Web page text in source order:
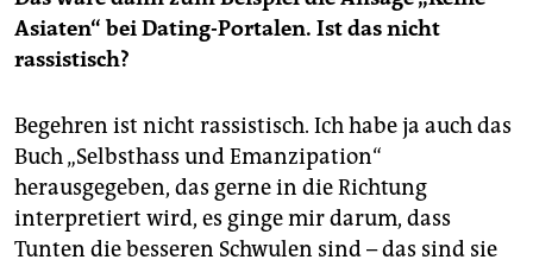
Asiaten“ bei Dating-Portalen. Ist das nicht
rassistisch?
Begehren ist nicht rassistisch. Ich habe ja auch das
Buch „Selbsthass und Emanzipation“
herausgegeben, das gerne in die Richtung
interpretiert wird, es ginge mir darum, dass
Tunten die besseren Schwulen sind – das sind sie